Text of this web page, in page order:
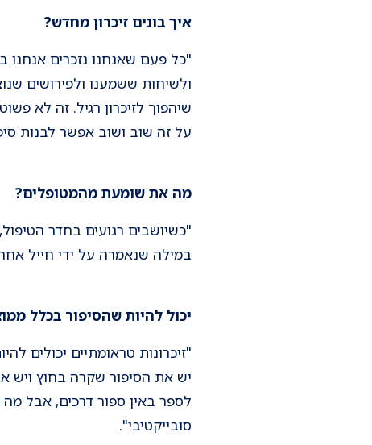
איך בונים זיכרון מחדש?
"כל פעם שאנחנו נזכרים
ולשיחות ששמענו ולפירושים
שיהפוך לזיכרון רגיל. זה לא
על זה שוב ושוב אפשר לבנות
מה את שומעת מהמטופלים?
"כשיושבים רגועים בחדר
במילה שנאמרה על ידי חייל
יכול להיות שהסיפור בכלל
"זיכרונות טראומתיים יכולים
יש את הסיפור שקרה בחוץ ויש
לספר באין ספור דרכים, אבל
סובייקטיבי".